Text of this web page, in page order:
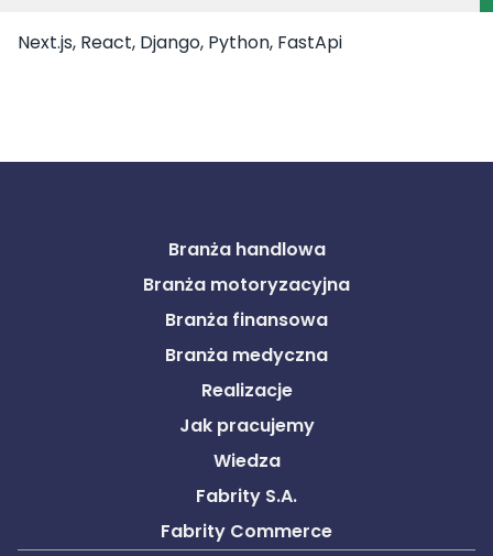
Next.js, React, Django, Python, FastApi
Branża handlowa
Branża motoryzacyjna
Branża finansowa
Branża medyczna
Realizacje
Jak pracujemy
Wiedza
Fabrity S.A.
Fabrity Commerce